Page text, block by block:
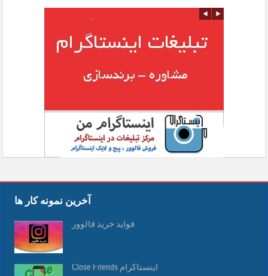
آخرین نمونه کار ها
فواید خرید فالوور
Close Friends اینستاگرام